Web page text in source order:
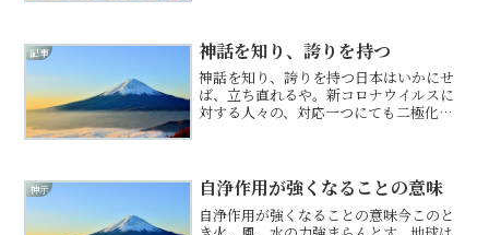
に気の合わぬ人物にても、巡り...
記事 神話を知り、誇りを持つ
神話を知り、誇りを持つ日本はいかにせ
ば、立ち直れるや。新コロナウイルスに
対する人々の、対応一つにても二極化せ
つ者、一方この大変な時期...
神示 自浄作用が強くなることの意味
自浄作用が強くなることの意味今このと